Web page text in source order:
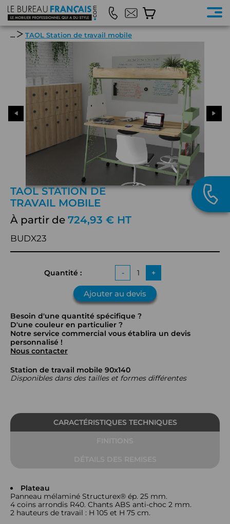
... TAOL Station de travail mobile
TAOL STATION DE
TRAVAIL MOBILE
À partir de 724,93 € HT
BUDX23
Quantité : - +
Ajouter au devis
Besoin d'une quantité spécifique ?
D'une couleur en particulier ?
Notre service commercial vous établira un devis
personnalisé !
Nous contacter
Station de travail mobile 90x140
Disponibles dans des tailles et formes différentes
CARACTÉRISTIQUES TECHNIQUES
Plateau
Panneau mélaminé Structurex® ép. 25 mm.
4 coins arrondis R40. Chants ABS anti-choc 2 mm.
2 hauteurs de travail : H 105 et H 75 cm.